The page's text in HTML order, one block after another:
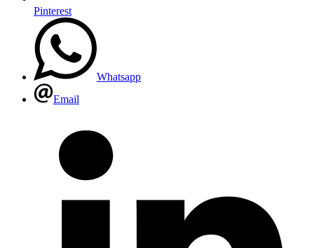
Pinterest
Whatsapp
Email